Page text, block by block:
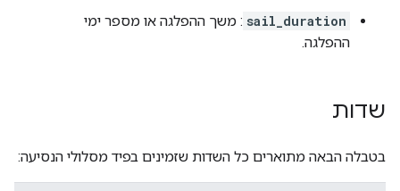
sail_duration : משך ההפלגה או מספר ימי
ההפלגה.
שדות
בטבלה הבאה מתוארים כל השדות שזמינים בפיד מסלולי הנסיעה: